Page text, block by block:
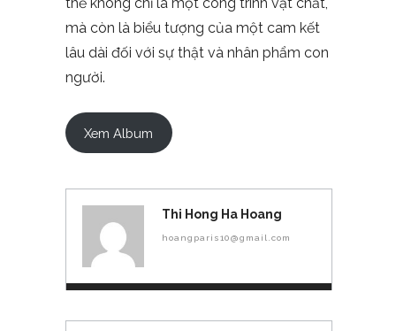
mà còn là biểu tượng của một cam kết
lâu dài đối với sự thật và nhân phẩm con
người.
Xem Album
Thi Hong Ha Hoang
hoangparis10@gmail.com